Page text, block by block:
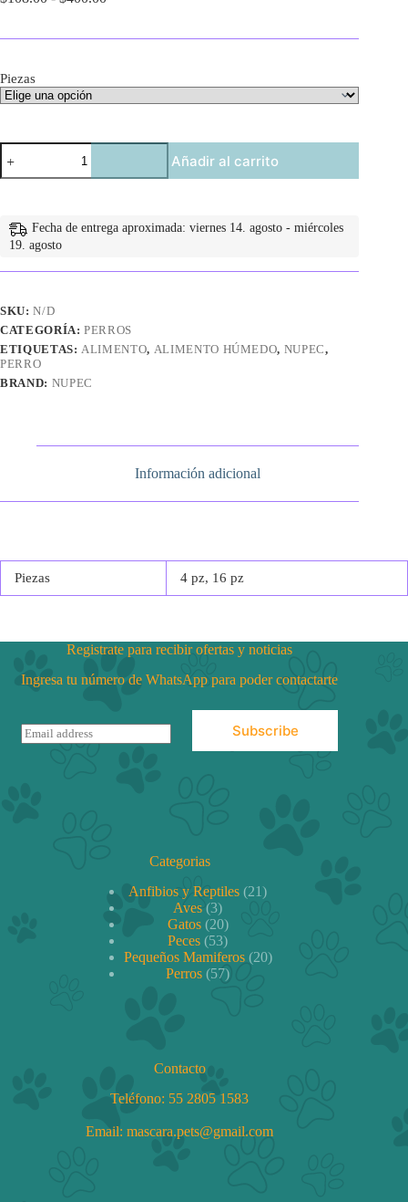
Piezas
Lata
Alimento
Húmedo
cantidad
Añadir al carrito
Fecha de entrega aproximada: viernes 14. agosto - miércoles
19. agosto
SKU:N/D
CATEGORÍA:PERROS
ETIQUETAS:ALIMENTO, ALIMENTO HÚMEDO, NUPEC,
PERRO
BRAND: NUPEC
Información adicional
Piezas 4 pz, 16 pz
Registrate para recibir ofertas y noticias
Ingresa tu número de WhatsApp para poder contactarte
E
m
Subscribe
Categorias
Anfibios y Reptiles 2121
Aves 33
productos
Gatos 2020
productos
Peces 5353
productos
Pequeños Mamiferos 2020
Perros 5757
Contacto
Teléfono: 55 2805 1583
Email: mascara.pets@gmail.com